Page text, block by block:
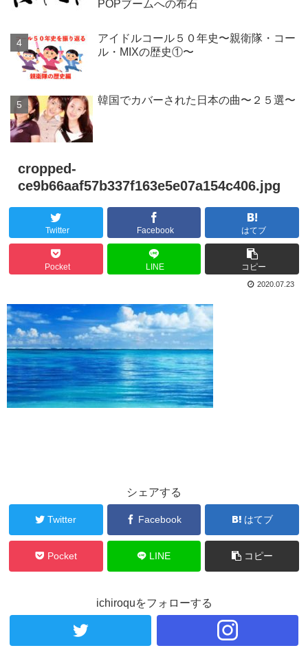
POPブームへの布石
アイドルコール５０年史〜親衛隊・コー
ル・MIXの歴史①〜
韓国でカバーされた日本の曲〜２５選〜
cropped-
ce9b66aaf57b337f163e5e07a154c406.jpg
Twitter Facebook はてブ
Pocket LINE コピー
2020.07.23
シェアする
Twitter Facebook はてブ
Pocket LINE コピー
ichiroquをフォローする